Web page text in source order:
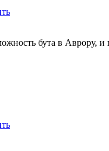
бута в Аврору,